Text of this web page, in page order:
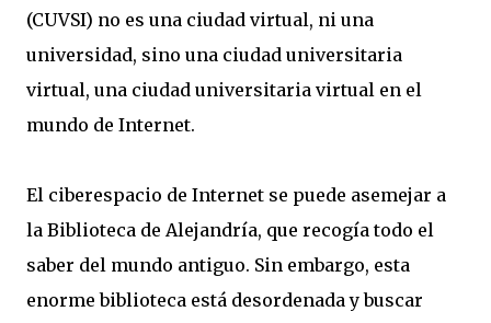
(CUVSI) no es una ciudad virtual, ni una
universidad, sino una ciudad universitaria
virtual, una ciudad universitaria virtual en el
mundo de Internet.
El ciberespacio de Internet se puede asemejar a
la Biblioteca de Alejandría, que recogía todo el
saber del mundo antiguo. Sin embargo, esta
enorme biblioteca está desordenada y buscar